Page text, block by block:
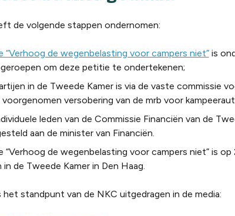
de volgende stappen ondernomen:
“Verhoog de wegenbelasting voor campers niet”is
om deze petitie te ondertekenen;
in de Tweede Kamer is via de vaste commissie
versobering van de mrb voor
leden van de Commissie Financiën van de
aan de minister van Financiën.
“Verhoog de wegenbelasting voor campers niet” is
in de Tweede Kamer in Den Haag.
het standpunt van de NKC uitgedragen in de media: